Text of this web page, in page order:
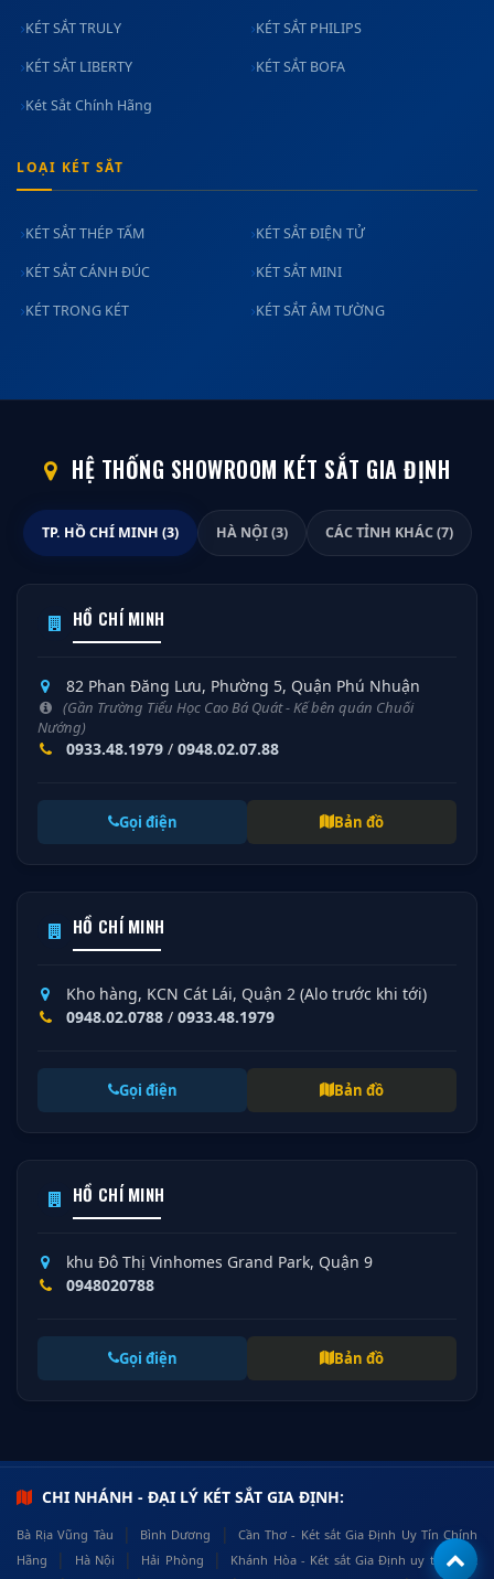
KÉT SẮT TRULY KÉT SẮT PHILIPS
KÉT SẮT LIBERTY KÉT SẮT BOFA
Két Sắt Chính Hãng
LOẠI KÉT SẮT
KÉT SẮT THÉP TẤM KÉT SẮT ĐIỆN TỬ
KÉT SẮT CÁNH ĐÚC KÉT SẮT MINI
KÉT TRONG KÉT KÉT SẮT ÂM TƯỜNG
HỆ THỐNG SHOWROOM KÉT SẮT GIA ĐỊNH
TP. HỒ CHÍ MINH (3) HÀ NỘI (3) CÁC TỈNH KHÁC (7)
HỒ CHÍ MINH
82 Phan Đăng Lưu, Phường 5, Quận Phú Nhuận
(Gần Trường Tiểu Học Cao Bá Quát - Kế bên quán Chuối
Nướng)
0933.48.1979 / 0948.02.07.88
Gọi điện Bản đồ
HỒ CHÍ MINH
Kho hàng, KCN Cát Lái, Quận 2 (Alo trước khi tới)
0948.02.0788 / 0933.48.1979
Gọi điện Bản đồ
HỒ CHÍ MINH
khu Đô Thị Vinhomes Grand Park, Quận 9
0948020788
Gọi điện Bản đồ
CHI NHÁNH - ĐẠI LÝ KÉT SẮT GIA ĐỊNH:
Bà Rịa Vũng Tàu | Bình Dương |
Cần Thơ - Két sắt Gia Định Uy Tín Chính
Hãng
| Hà Nội | Hải Phòng |
Khánh Hòa - Két sắt Gia Định uy tín, chất